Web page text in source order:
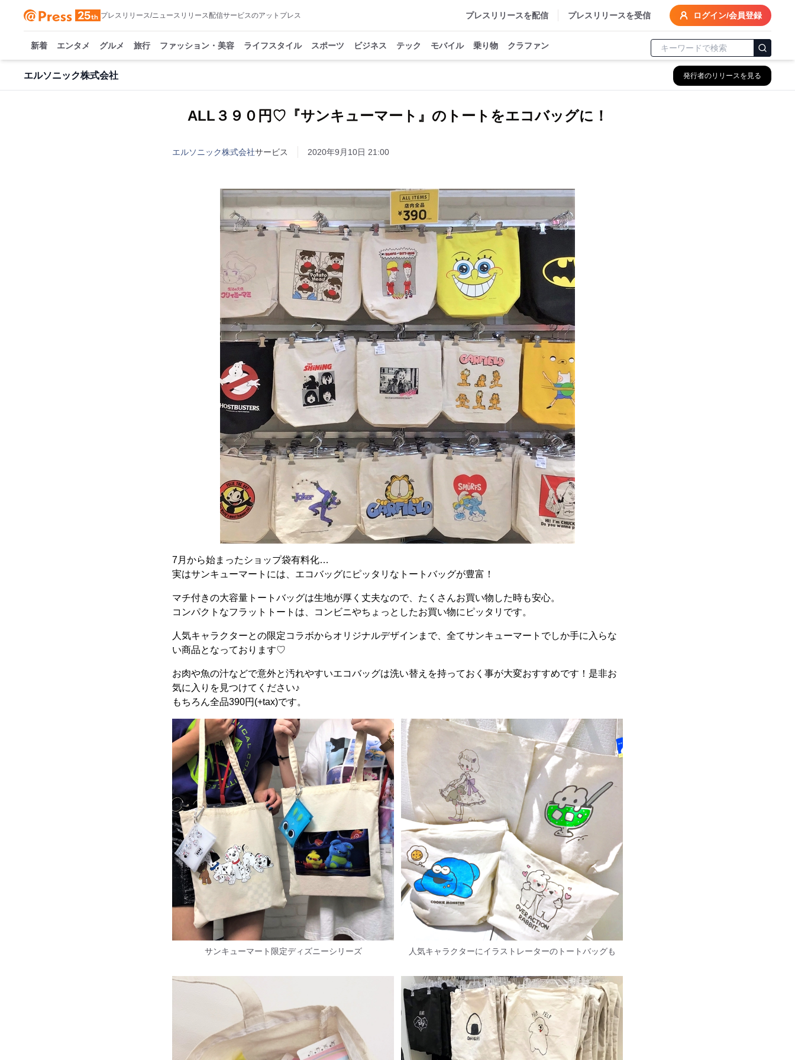
プレスリリース/ニュースリリース配信サービスのアットプレス プレスリリースを配信 プレスリリースを受信 ログイン/会員登録
新着 エンタメ グルメ 旅行 ファッション・美容 ライフスタイル スポーツ ビジネス テック モバイル 乗り物 クラファン
エルソニック株式会社 発行者のリリースを見る
ALL３９０円♡『サンキューマート』のトートをエコバッグに！
エルソニック株式会社サービス 2020年9月10日 21:00
7月から始まったショップ袋有料化…
実はサンキューマートには、エコバッグにピッタリなトートバッグが豊富！
マチ付きの大容量トートバッグは生地が厚く丈夫なので、たくさんお買い物した時も安心。
コンパクトなフラットトートは、コンビニやちょっとしたお買い物にピッタリです。
人気キャラクターとの限定コラボからオリジナルデザインまで、全てサンキューマートでしか手に入らな
い商品となっております♡
お肉や魚の汁などで意外と汚れやすいエコバッグは 洗い替えを持っておく事が大変おすすめです！是非お
気に入りを見つけてください♪
もちろん全品390円(+tax)です。
サンキューマート限定ディズニーシリーズ 人気キャラクターにイラストレーターのトートバッグも